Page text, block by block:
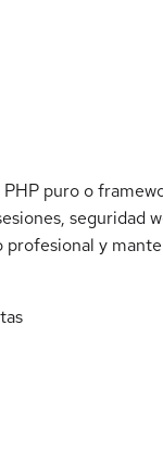
puro o
seguridad
profesional y